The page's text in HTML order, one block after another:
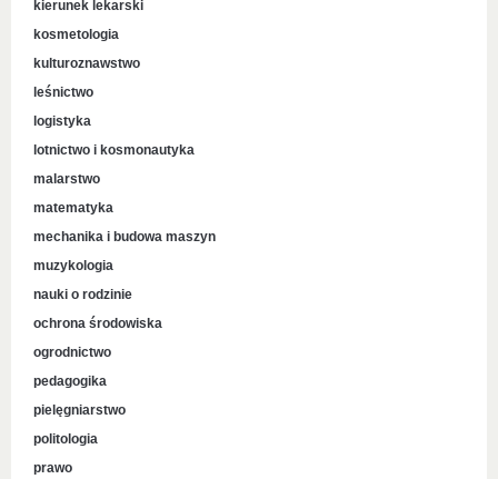
kierunek lekarski
kosmetologia
kulturoznawstwo
leśnictwo
logistyka
lotnictwo i kosmonautyka
malarstwo
matematyka
mechanika i budowa maszyn
muzykologia
nauki o rodzinie
ochrona środowiska
ogrodnictwo
pedagogika
pielęgniarstwo
politologia
prawo